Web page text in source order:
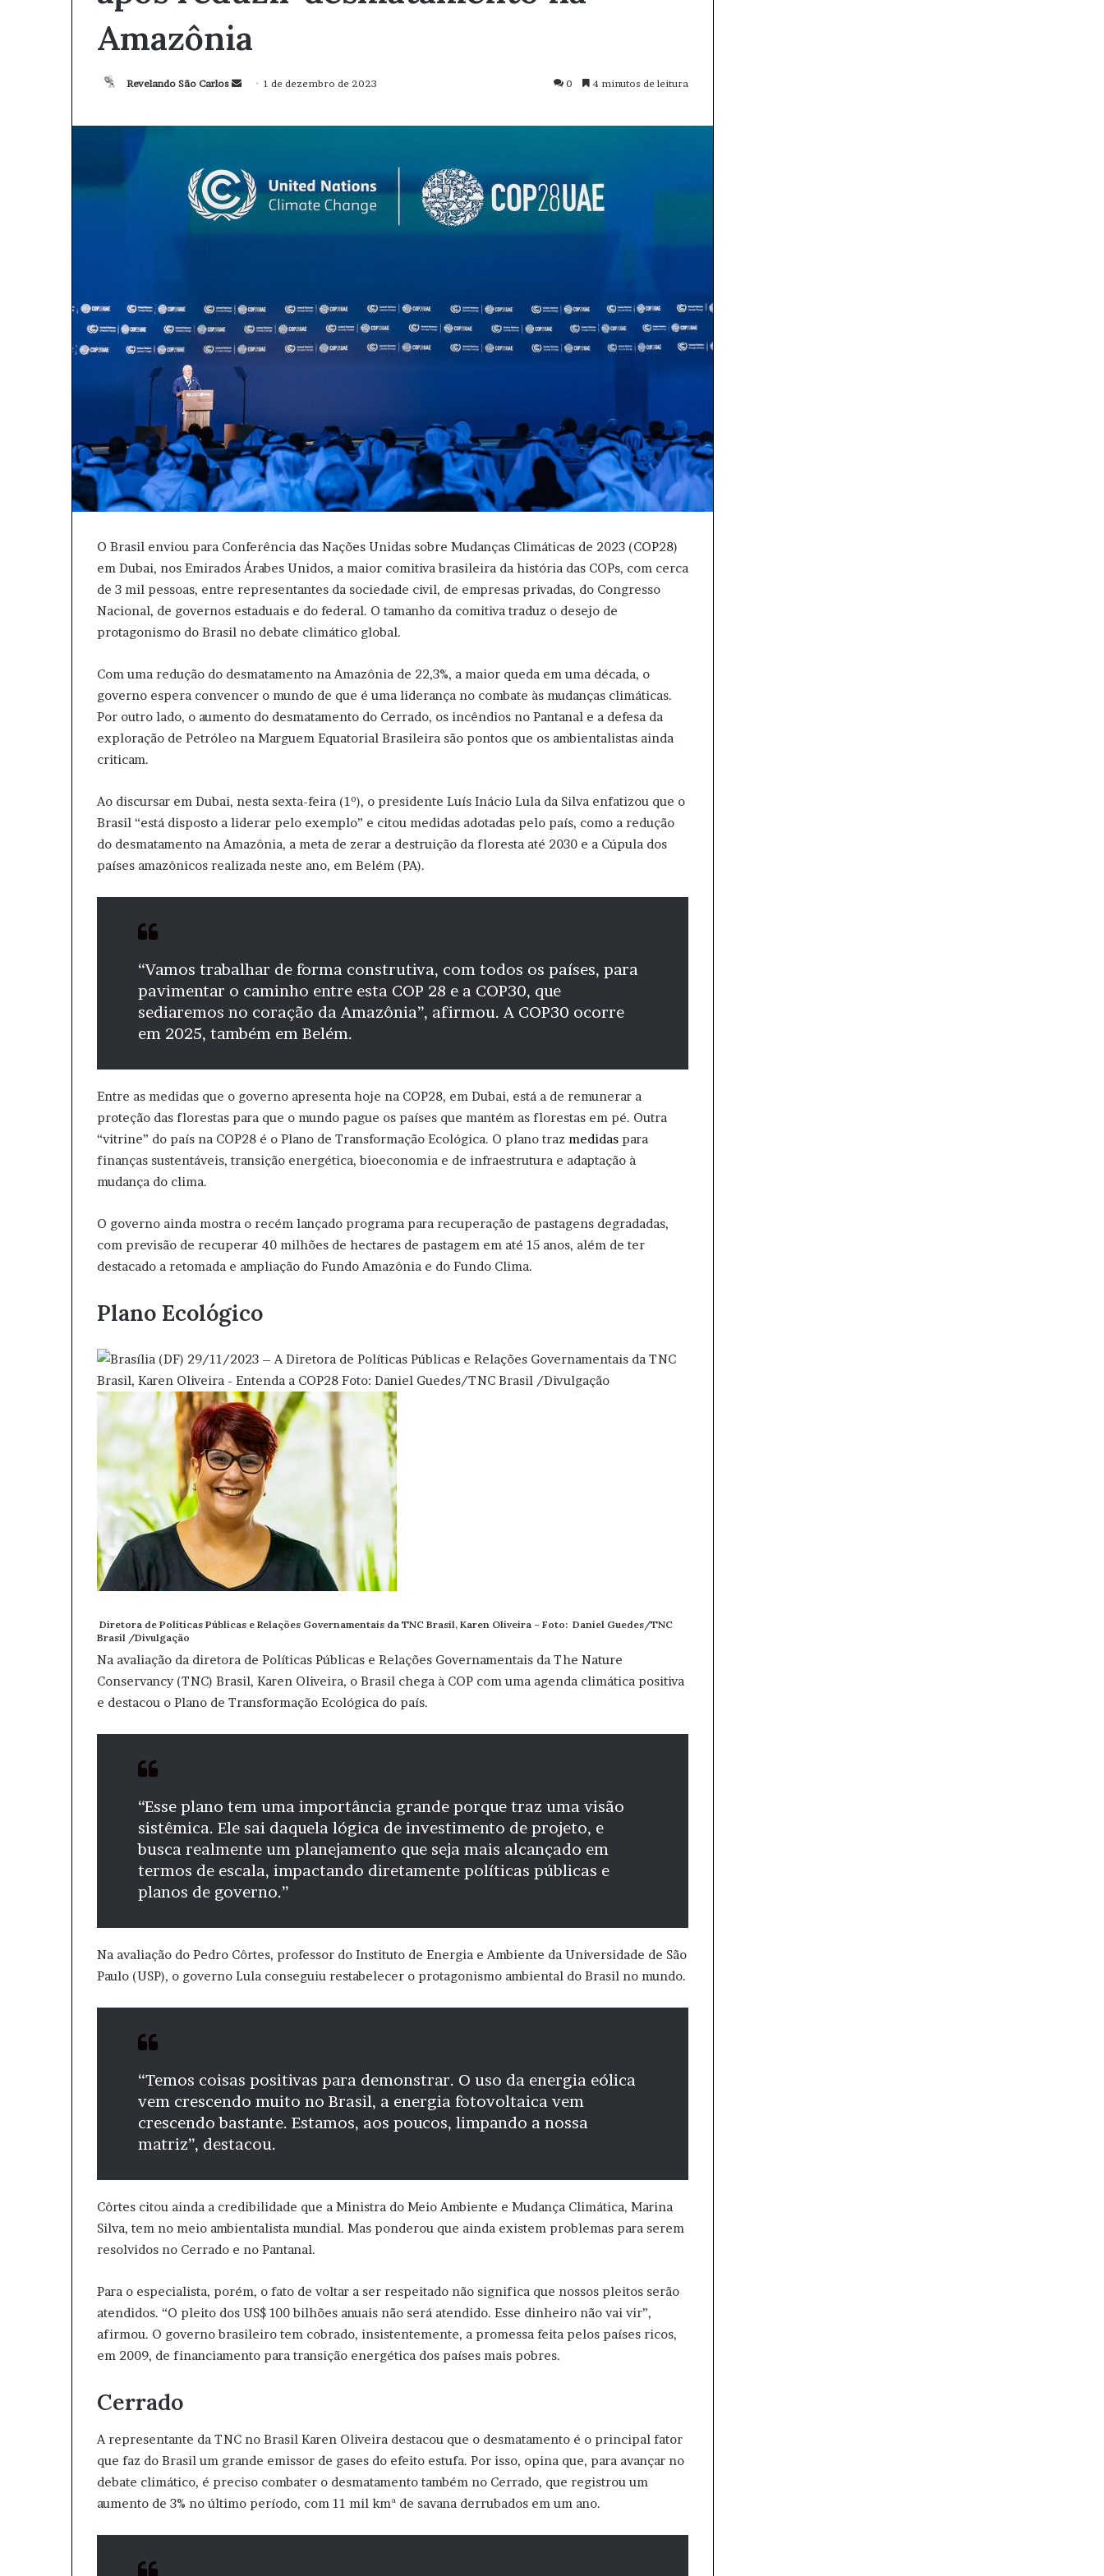
Amazônia
Revelando São Carlos
u
m
e
1 de dezembro de 2023 0 4 minutos de leitura
O Brasil enviou para Conferência das Nações Unidas sobre Mudanças Climáticas de 2023 (COP28)
em Dubai, nos Emirados Árabes Unidos, a maior comitiva brasileira da história das COPs, com cerca
de 3 mil pessoas, entre representantes da sociedade civil, de empresas privadas, do Congresso
Nacional, de governos estaduais e do federal. O tamanho da comitiva traduz o desejo de
protagonismo do Brasil no debate climático global.
Com uma redução do desmatamento na Amazônia de 22,3%, a maior queda em uma década, o
governo espera convencer o mundo de que é uma liderança no combate às mudanças climáticas.
Por outro lado, o aumento do desmatamento do Cerrado, os incêndios no Pantanal e a defesa da
exploração de Petróleo na Marguem Equatorial Brasileira são pontos que os ambientalistas ainda
criticam.
Ao discursar em Dubai, nesta sexta-feira (1º), o presidente Luís Inácio Lula da Silva enfatizou que o
Brasil “está disposto a liderar pelo exemplo” e citou medidas adotadas pelo país, como a redução
do desmatamento na Amazônia, a meta de zerar a destruição da floresta até 2030 e a Cúpula dos
países amazônicos realizada neste ano, em Belém (PA).
“Vamos trabalhar de forma construtiva, com todos os países, para
pavimentar o caminho entre esta COP 28 e a COP30, que
sediaremos no coração da Amazônia”, afirmou. A COP30 ocorre
em 2025, também em Belém.
Entre as medidas que o governo apresenta hoje na COP28, em Dubai, está a de remunerar a
proteção das florestas para que o mundo pague os países que mantém as florestas em pé. Outra
“vitrine” do país na COP28 é o Plano de Transformação Ecológica. O plano traz medidas para
finanças sustentáveis, transição energética, bioeconomia e de infraestrutura e adaptação à
mudança do clima.
O governo ainda mostra o recém lançado programa para recuperação de pastagens degradadas,
com previsão de recuperar 40 milhões de hectares de pastagem em até 15 anos, além de ter
destacado a retomada e ampliação do Fundo Amazônia e do Fundo Clima.
Plano Ecológico
Diretora de Políticas Públicas e Relações Governamentais da TNC Brasil, Karen Oliveira – Foto: Daniel Guedes/TNC
Brasil /Divulgação
Na avaliação da diretora de Políticas Públicas e Relações Governamentais da The Nature
Conservancy (TNC) Brasil, Karen Oliveira, o Brasil chega à COP com uma agenda climática positiva
e destacou o Plano de Transformação Ecológica do país.
“Esse plano tem uma importância grande porque traz uma visão
sistêmica. Ele sai daquela lógica de investimento de projeto, e
busca realmente um planejamento que seja mais alcançado em
termos de escala, impactando diretamente políticas públicas e
planos de governo.”
Na avaliação do Pedro Côrtes, professor do Instituto de Energia e Ambiente da Universidade de São
Paulo (USP), o governo Lula conseguiu restabelecer o protagonismo ambiental do Brasil no mundo.
“Temos coisas positivas para demonstrar. O uso da energia eólica
vem crescendo muito no Brasil, a energia fotovoltaica vem
crescendo bastante. Estamos, aos poucos, limpando a nossa
matriz”, destacou.
Côrtes citou ainda a credibilidade que a Ministra do Meio Ambiente e Mudança Climática, Marina
Silva, tem no meio ambientalista mundial. Mas ponderou que ainda existem problemas para serem
resolvidos no Cerrado e no Pantanal.
Para o especialista, porém, o fato de voltar a ser respeitado não significa que nossos pleitos serão
atendidos. “O pleito dos US$ 100 bilhões anuais não será atendido. Esse dinheiro não vai vir”,
afirmou. O governo brasileiro tem cobrado, insistentemente, a promessa feita pelos países ricos,
em 2009, de financiamento para transição energética dos países mais pobres.
Cerrado
A representante da TNC no Brasil Karen Oliveira destacou que o desmatamento é o principal fator
que faz do Brasil um grande emissor de gases do efeito estufa. Por isso, opina que, para avançar no
debate climático, é preciso combater o desmatamento também no Cerrado, que registrou um
aumento de 3% no último período, com 11 mil kmª de savana derrubados em um ano.